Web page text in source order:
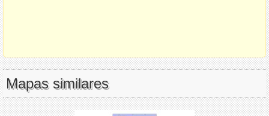
Mapas similares